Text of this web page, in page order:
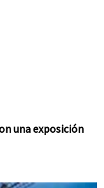
una exposición